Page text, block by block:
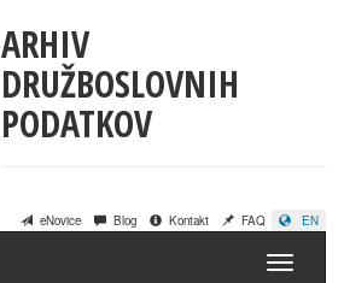
ARHIV
DRUŽBOSLOVNIH
PODATKOV
eNovice Blog Kontakt FAQ EN
Domov